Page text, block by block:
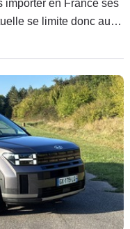
importer en France ses
se limite donc au
en début
compact également